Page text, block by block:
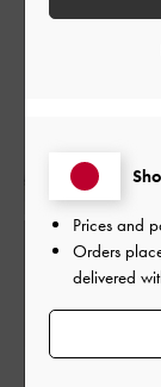
Prices and
Orders
delivered